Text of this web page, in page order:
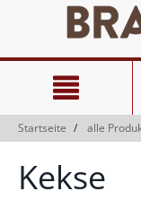
springen
Navigationsmenü
springen
Startseite alle
Kekse